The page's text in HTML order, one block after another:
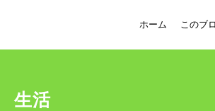
ホーム このブ
生活